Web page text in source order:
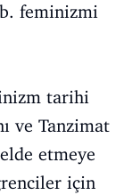
feminizmi
tarihi
ve Tanzimat
etmeye
için